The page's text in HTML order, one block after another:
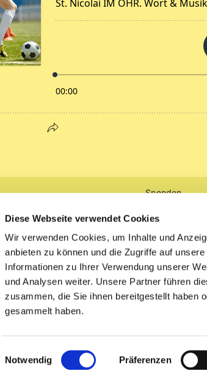
Diese Webseite verwendet Cookies
Wir verwenden Cookies, um Inhalte und
anbieten zu können und die Zugriffe auf
Informationen zu Ihrer Verwendung unserer
und Analysen weiter. Unsere Partner führen
zusammen, die Sie ihnen bereitgestellt haben
gesammelt haben.
Einwilligungsauswahl
Notwendig Präferenzen
Spenden
Tickets
Litauen
Impressum